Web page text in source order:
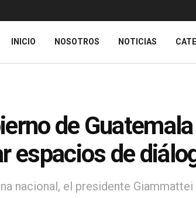
INICIO NOSOTROS NOTICIAS
de
espacios de
nacional, el presidente